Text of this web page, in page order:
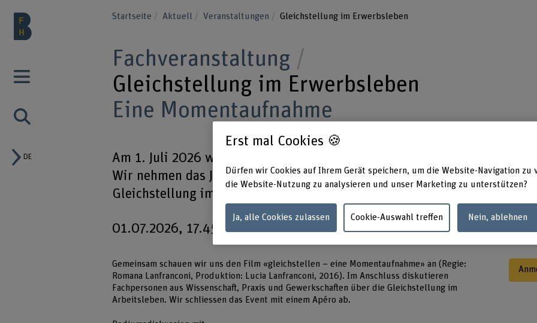
DE
Startseite Aktuell Veranstaltungen Gleichstellung im Erwerbsleben
Fachveranstaltung
Gleichstellung im Erwerbsleben
Eine Momentaufnahme
Am 1. Juli 2026 wird das Schweizerische Gleichstellungsgesetz 30-jährig.
Wir nehmen das Jubiläum zum Anlass, Bilanz zu ziehen: Wo steht die
Gleichstellung im Arbeitsleben heute – wo bestehen weiterhin Lücken?
01.07.2026, 17.45 Uhr – Kino Rex Bern, Schwanengasse 9, 3011 Bern
Gemeinsam schauen wir uns den Film «gleichstellen – eine Momentaufnahme» an (Regie:
Romana Lanfranconi, Produktion: Lucia Lanfranconi, 2016). Im Anschluss diskutieren
Fachpersonen aus Wissenschaft, Praxis und Gewerkschaften über die Gleichstellung im
Arbeitsleben. Wir schliessen das Event mit einem Apéro ab.
Erst mal Cookies 🍪
Dürfen wir Cookies auf Ihrem Gerät speichern, um die Website-Navigation zu
die Website-Nutzung zu analysieren und unser Marketing zu unterstützen?
Ja, alle Cookies zulassen Cookie-Auswahl treffen Nein, ablehnen